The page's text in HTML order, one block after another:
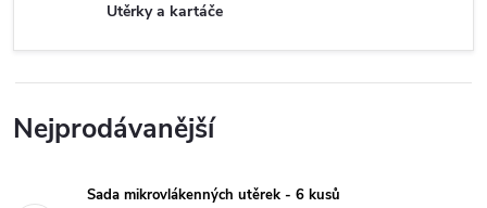
Utěrky a kartáče
Nejprodávanější
Sada mikrovlákenných utěrek - 6 kusů